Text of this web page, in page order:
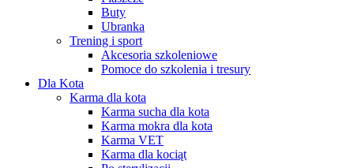
Buty
Ubranka
Trening i sport
Akcesoria szkoleniowe
Pomoce do szkolenia i tresury
Dla Kota
Karma dla kota
Karma sucha dla kota
Karma mokra dla kota
Karma VET
Karma dla kociąt